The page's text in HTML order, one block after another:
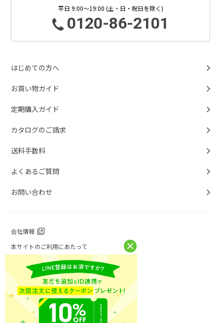
平日 9:00～19:00 (土・日・祝日を除く)
0120-86-2101
はじめての方へ
お買い物ガイド
定期購入ガイド
カタログのご請求
送料手数料
よくあるご質問
お問い合わせ
会社情報
本サイトのご利用にあたって
個人情報保護方針
個人情報取扱について
特定商取引法に基づく表記
お問い合わせ